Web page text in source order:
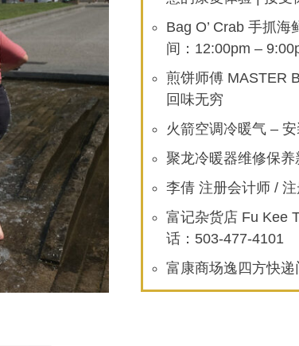
Bag O’ Crab 手抓海
间：12:00pm –
煎饼师傅 MASTER
回味无穷
火箭空调冷暖气 –
聚龙冷暖器维修保养
李倩 注册会计师 /
富记杂货店 Fu Kee
话：503-477-4101
富康商场逸四方快递